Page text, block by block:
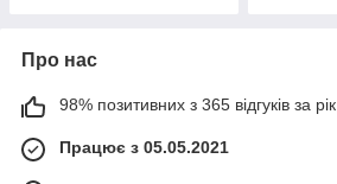
Про нас
98% позитивних з 365 відгуків за рік
Працює з 05.05.2021